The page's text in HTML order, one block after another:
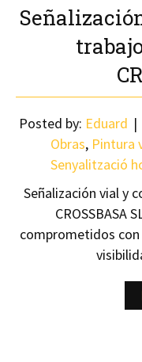
Posted by: Eduard
Obras, Pintura
Senyalització
Señalización vial y
CROSSBASA
comprometidos con